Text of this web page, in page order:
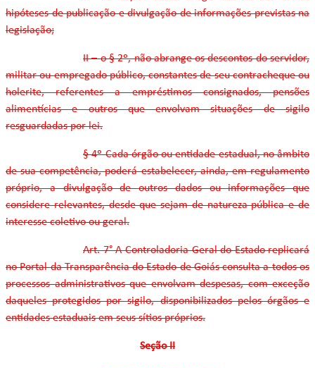
hipóteses de publicação e divulgação de informações previstas na
legislação;
II – o § 2º, não abrange os descontos do servidor,
militar ou empregado público, constantes de seu contracheque ou
holerite, referentes a empréstimos consignados, pensões
alimentícias e outros que envolvam situações de sigilo
resguardadas por lei.
§ 4º Cada órgão ou entidade estadual, no âmbito
de sua competência, poderá estabelecer, ainda, em regulamento
próprio, a divulgação de outros dados ou informações que
considere relevantes, desde que sejam de natureza pública e de
interesse coletivo ou geral.
Art. 7° A Controladoria-Geral do Estado replicará
no Portal da Transparência do Estado de Goiás consulta a todos os
processos administrativos que envolvam despesas, com exceção
daqueles protegidos por sigilo, disponibilizados pelos órgãos e
entidades estaduais em seus sítios próprios.
Seção II